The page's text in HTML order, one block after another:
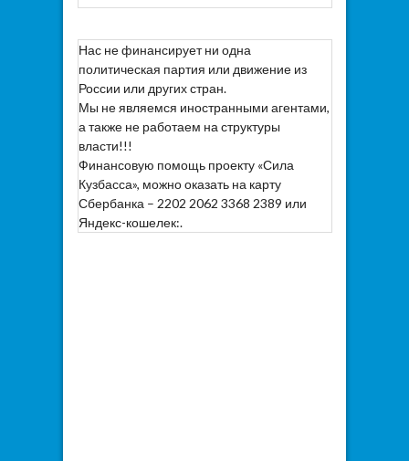
Нас не финансирует ни одна
политическая партия или движение из
России или других стран.
Мы не являемся иностранными агентами,
а также не работаем на структуры
власти!!!
Финансовую помощь проекту «Сила
Кузбасса», можно оказать на карту
Сбербанка – 2202 2062 3368 2389 или
Яндекс-кошелек:.